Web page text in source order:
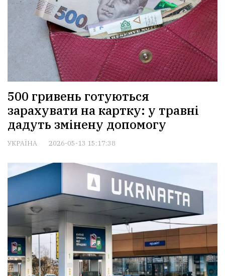
500 гривень готуються
зарахувати на картку: у травні
дадуть змінену допомогу
УКРАЇНА 2026-05-13 15:17:38